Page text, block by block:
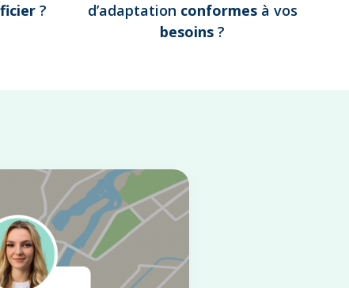
?
d’adaptation conformes à vos
besoins ?